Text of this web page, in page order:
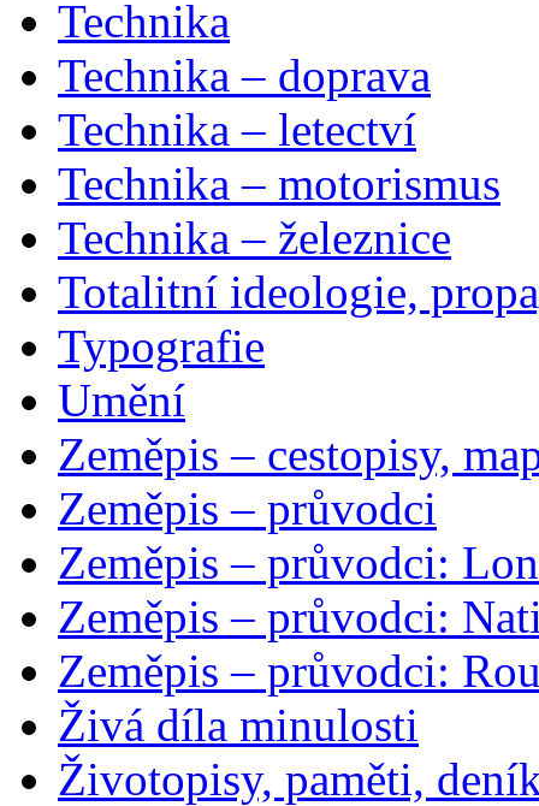
Technika
Technika – doprava
Technika – letectví
Technika – motorismus
Technika – železnice
Totalitní ideologie,
Typografie
Umění
Zeměpis – cestopisy,
Zeměpis – průvodci
Zeměpis – průvodci:
Zeměpis – průvodci:
Zeměpis – průvodci:
Živá díla minulosti
Životopisy, paměti,